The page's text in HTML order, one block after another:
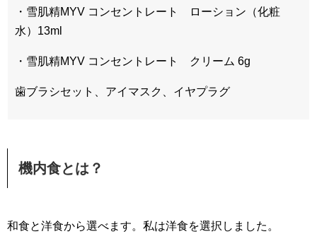
・雪肌精MYV コンセントレート ローション（化粧
水）13ml
・雪肌精MYV コンセントレート クリーム 6g
歯ブラシセット、アイマスク、イヤプラグ
機内食とは？
和食と洋食から選べます。私は洋食を選択しました。